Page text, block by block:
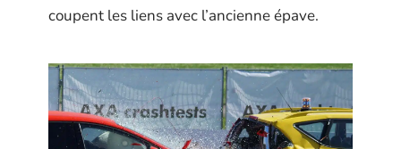
coupent les liens avec l’ancienne épave.